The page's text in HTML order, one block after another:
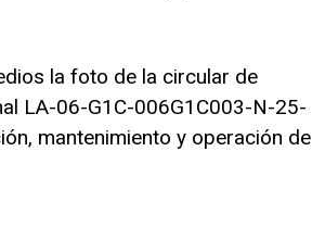
la foto de la circular de
LA-06-G1C-006G1C003-N-25-
mantenimiento y operación de